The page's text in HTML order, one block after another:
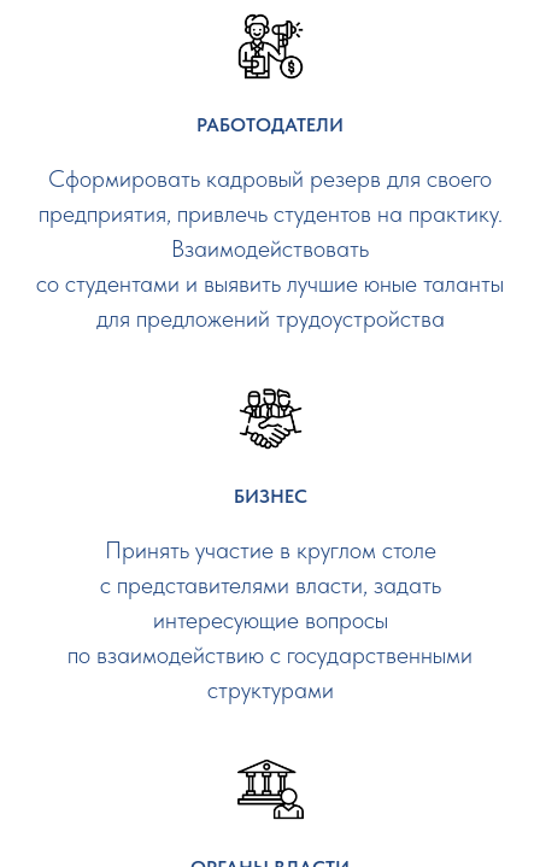
РАБОТОДАТЕЛИ
Сформировать кадровый резерв для своего
предприятия, привлечь студентов на практику.
Взаимодействовать
со студентами и выявить лучшие юные таланты
для предложений трудоустройства
БИЗНЕС
Принять участие в круглом столе
с представителями власти, задать
интересующие вопросы
по взаимодействию с государственными
структурами